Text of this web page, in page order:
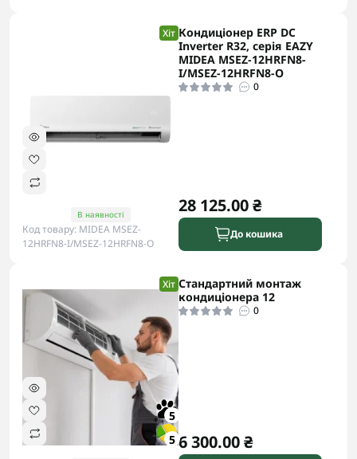
Хіт
В наявності
Код товару: MIDEA MSEZ-
12HRFN8-I/MSEZ-12HRFN8-O
Кондиціонер ERP DC
Inverter R32, серія EAZY
MIDEA MSEZ-12HRFN8-
I/MSEZ-12HRFN8-O
0
28 125.00 ₴
До кошика
Хіт
5
5
Стандартний монтаж
кондиціонера 12
0
6 300.00 ₴